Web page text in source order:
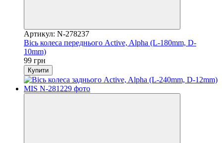
Артикул: N-278237
Вісь колеса переднього Active, Alpha (L-180mm, D-
10mm)
99 грн
Купити